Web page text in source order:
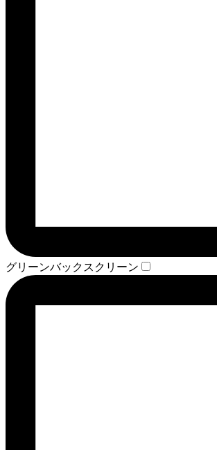
グリーンバックスクリーン